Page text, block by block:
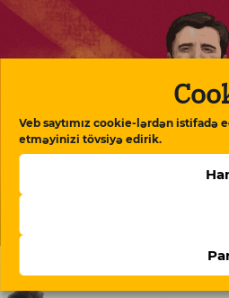
Veb saytımız cookie-lərdən istifadə
etməyinizi tövsiyə edirik.
Doymaq feili – Ramin Deko